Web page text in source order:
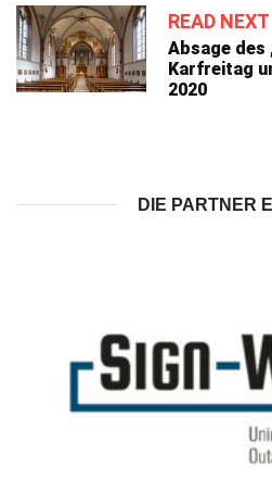
READ NEXT
Absage des
Karfreitag
2020
DIE PARTNER